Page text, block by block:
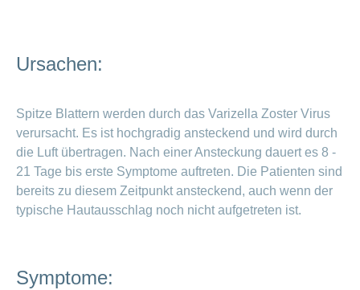
Zeit nach
der Geburt
Schreibaby:
Holen Sie
sich Hilfe
Ursachen:
Spitze Blattern werden durch das Varizella Zoster Virus
verursacht. Es ist hochgradig ansteckend und wird durch
die Luft übertragen. Nach einer Ansteckung dauert es 8 -
21 Tage bis erste Symptome auftreten. Die Patienten sind
bereits zu diesem Zeitpunkt ansteckend, auch wenn der
typische Hautausschlag noch nicht aufgetreten ist.
Symptome: